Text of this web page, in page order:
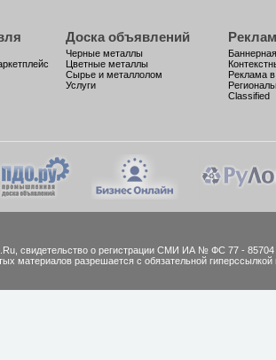
Доска объявлений
Черные металлы
Цветные металлы
Сырье и металлолом
Услуги
Реклама
Classified
cвидетельство о регистрации СМИ ИА № ФС 77 - 85704
материалов разрешается с обязательной гиперссылкой